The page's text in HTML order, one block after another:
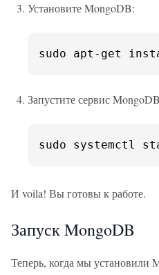
Установите MongoDB:
sudo apt-get
Запустите сервис
sudo systemctl
И voila! Вы готовы к работе.
Запуск MongoDB
Теперь, когда мы установили